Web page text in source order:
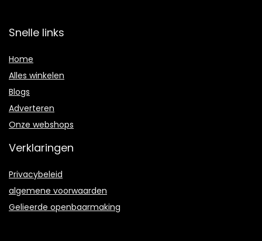
Snelle links
Home
Alles winkelen
Blogs
Adverteren
Onze webshops
Verklaringen
Privacybeleid
algemene voorwaarden
Gelieerde openbaarmaking